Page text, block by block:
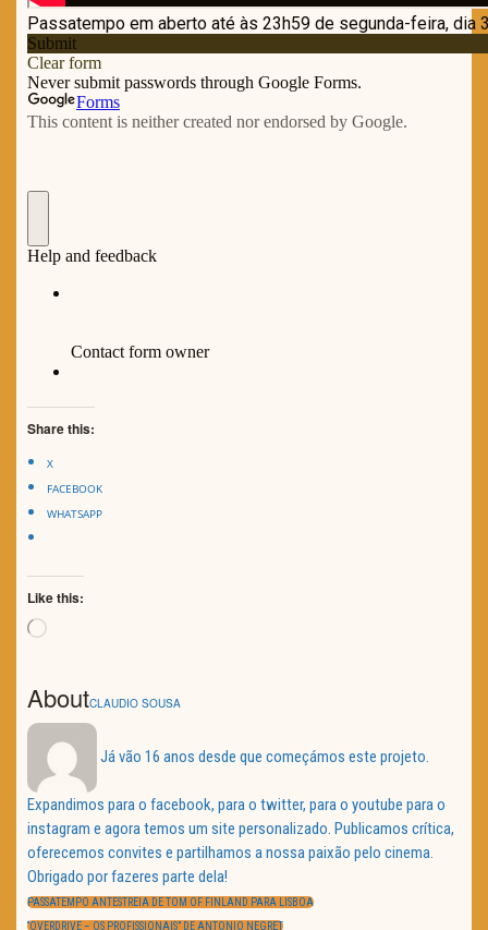
Share this:
X
FACEBOOK
WHATSAPP
Like this:
Loading…
AboutCLAUDIO SOUSA
Já vão 16 anos desde que começámos este projeto.
Expandimos para o facebook, para o twitter, para o youtube para o
instagram e agora temos um site personalizado. Publicamos crítica,
oferecemos convites e partilhamos a nossa paixão pelo cinema.
Obrigado por fazeres parte dela!
Navegação
de
artigos
PREVIOUS
PASSATEMPO ANTESTREIA DE TOM OF FINLAND PARA LISBOA
NEXT
“OVERDRIVE – OS PROFISSIONAIS” DE ANTONIO NEGRET